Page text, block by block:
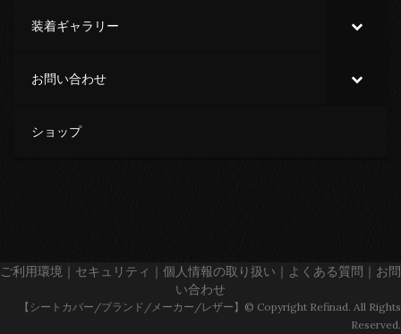
装着ギャラリー
お問い合わせ
ショップ
ご利用環境 ｜ セキュリティ ｜ 個人情報の取り扱い ｜ よくある質問 ｜ お問
い合わせ
【シートカバー/ブランド/メーカー/レザー】© Copyright Refinad. All Rights
Reserved.